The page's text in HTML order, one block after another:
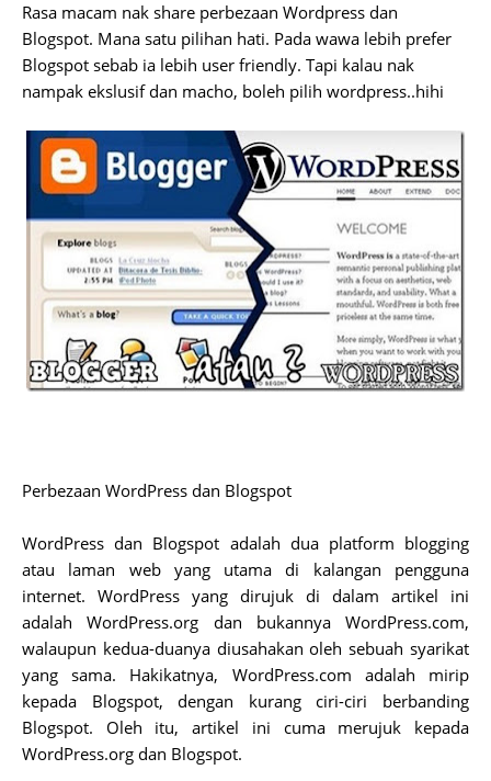
Rasa macam nak share perbezaan Wordpress dan
Blogspot. Mana satu pilihan hati. Pada wawa lebih prefer
Blogspot sebab ia lebih user friendly. Tapi kalau nak
nampak ekslusif dan macho, boleh pilih wordpress..hihi
Perbezaan WordPress dan Blogspot
WordPress dan Blogspot adalah dua platform blogging
atau laman web yang utama di kalangan pengguna
internet. WordPress yang dirujuk di dalam artikel ini
adalah WordPress.org dan bukannya WordPress.com,
walaupun kedua-duanya diusahakan oleh sebuah syarikat
yang sama. Hakikatnya, WordPress.com adalah mirip
kepada Blogspot, dengan kurang ciri-ciri berbanding
Blogspot. Oleh itu, artikel ini cuma merujuk kepada
WordPress.org dan Blogspot.